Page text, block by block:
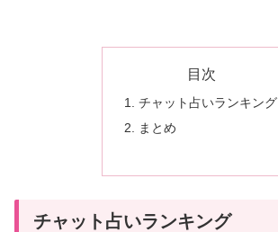
目次
チャット占いランキング
まとめ
チャット占いランキング